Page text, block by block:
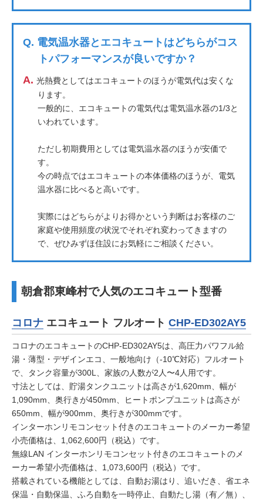
Q. 電気温水器とエコキュートはどちらがコス
トパフォーマンスが良いですか？
A. 光熱費としてはエコキュートのほうが電気代は安くな
ります。
一般的に、エコキュートの電気代は電気温水器の1/3と
いわれています。
ただし初期費用としては電気温水器のほうが安価で
す。
今の時点ではエコキュートの本体価格のほうが、電気
温水器に比べると高いです。
実際にはどちらがよりお得かという判断はお客様のご
家庭や使用頻度の状況でそれぞれ変わってきますの
で、ぜひみずほ住設にお気軽にご相談ください。
朝倉郡東峰村で人気のエコキュート型番
コロナ エコキュート フルオート CHP-ED302AY5
コロナのエコキュートのCHP-ED302AY5は、高圧力パワフル給
湯・薄型・デザインエコ、一般地向け（-10℃対応）フルオート
で、タンク容量が300L、家族の人数が2人〜4人用です。
寸法としては、貯湯タンクユニットは高さが1,620mm、幅が
1,090mm、奥行きが450mm、ヒートポンプユニットは高さが
650mm、幅が900mm、奥行きが300mmです。
インターホンリモコンセット付きのエコキュートのメーカー希望
小売価格は、1,062,600円（税込）です。
無線LAN インターホンリモコンセット付きのエコキュートのメ
ーカー希望小売価格は、1,073,600円（税込）です。
搭載されている機能としては、自動お湯はり、追いだき、省エネ
保温・自動保温、ふろ自動を一時停止、自動たし湯（有／無）、